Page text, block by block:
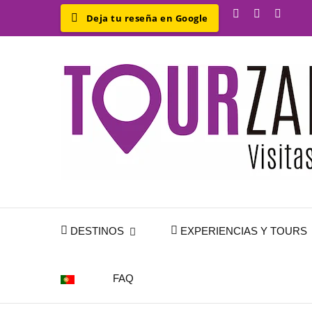
DESTINOS EXPERIENCIAS Y TOURS
POR FAQ